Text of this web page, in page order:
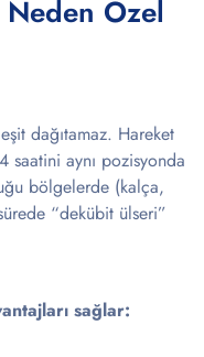
Özel
dağıtamaz. Hareket
aynı pozisyonda
bölgelerde (kalça,
“dekübit ülseri”
sağlar: